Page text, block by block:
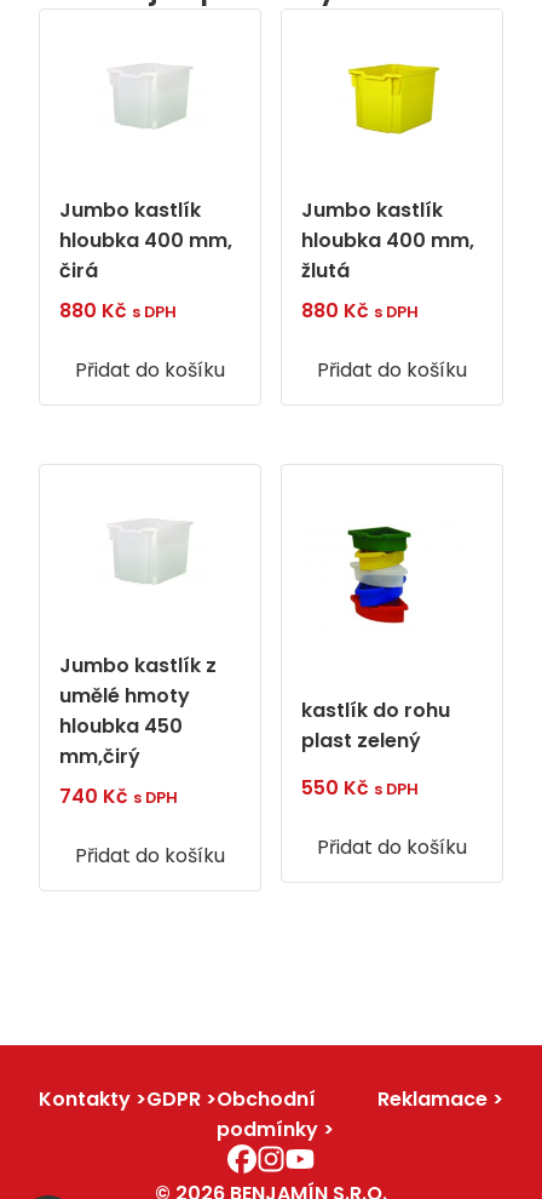
Jumbo kastlík
hloubka 400 mm,
čirá
880 Kč s DPH
Přidat do košíku
Jumbo kastlík
hloubka 400 mm,
žlutá
880 Kč s DPH
Přidat do košíku
Jumbo kastlík z
umělé hmoty
hloubka 450
mm,čirý
740 Kč s DPH
Přidat do košíku
kastlík do rohu
plast zelený
550 Kč s DPH
Přidat do košíku
Kontakty GDPR
Obchodní
podmínky
Reklamace